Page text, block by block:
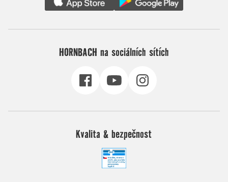
HORNBACH na sociálních sítích
Kvalita & bezpečnost